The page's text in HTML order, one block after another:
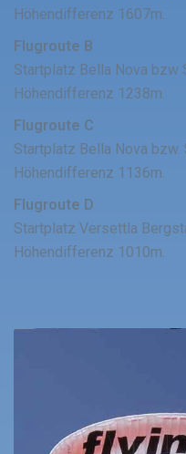
Höhendifferenz 1607m.
Flugroute B
Startplatz Bella Nova bzw
Höhendifferenz 1238m.
Flugroute C
Startplatz Bella Nova bzw.
Höhendifferenz 1136m.
Flugroute D
Startplatz Versettla
Höhendifferenz 1010m.